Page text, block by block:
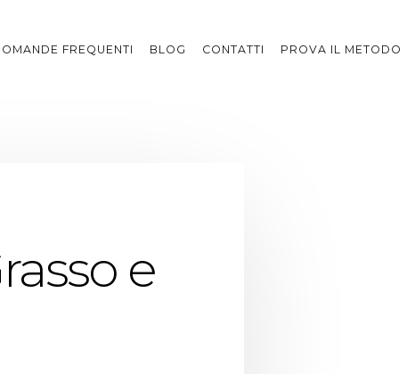
FREQUENTI BLOG CONTATTI PROVA IL METODO
e